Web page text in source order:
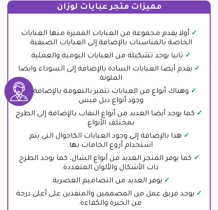
مميزات متجر عبايات لوزان
أولا يقدم مجموعة من العبايات المميزة منها العبايات
الخاصة بالمناسبات بالإضافة إلى العبايات الصيفية.
ثانيا يوجد تشكيلة من العبايات اليومية والعملية.
يقدم أيضا العبايات السادة بالإضافة إلى السوداء وايضا
الملونة.
وهناك أنواع من العبايات تتميز بالنعومة بالإضافة إلى
وجود أنواع دبل فيس.
كما يوجد أيضا العديد من أنواع النقاب بالإضافة إلى الطرح
بمختلف الأنواع.
هذا بالإضافة إلى وجود العبايات الكاجوال التي يتم
استخدام أروع الخامات بها.
كما يوفر المتجر العديد من أنواع الشال، كما يوجد الطرح
ذات الأشكال والألوان المتعددة.
يوفر العديد من التصاميم العصرية.
يوجد فريق عمل من المصممين والمنفذين على أعلى درجة
من الخبرة والكفاءة.